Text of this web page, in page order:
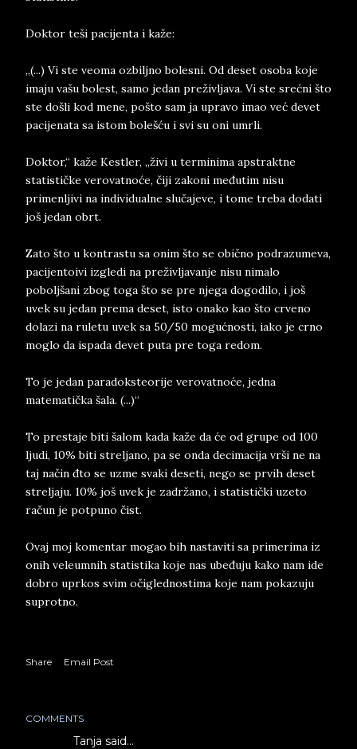
Doktor teši pacijenta i kaže:
„(...) Vi ste veoma ozbiljno bolesni. Od deset osoba koje
imaju vašu bolest, samo jedan preživljava. Vi ste srećni što
ste došli kod mene, pošto sam ja upravo imao već devet
pacijenata sa istom bolešću i svi su oni umrli.
Doktor,“ kaže Kestler, „živi u terminima apstraktne
statističke verovatnoće, čiji zakoni međutim nisu
primenljivi na individualne slučajeve, i tome treba dodati
još jedan obrt.
Zato što u kontrastu sa onim što se obično podrazumeva,
pacijentoivi izgledi na preživljavanje nisu nimalo
poboljšani zbog toga što se pre njega dogodilo, i još
uvek su jedan prema deset, isto onako kao što crveno
dolazi na ruletu uvek sa 50/50 mogućnosti, iako je crno
moglo da ispada devet puta pre toga redom.
To je jedan paradoksteorije verovatnoće, jedna
matematička šala. (...)“
To prestaje biti šalom kada kaže da će od grupe od 100
ljudi, 10% biti streljano, pa se onda decimacija vrši ne na
taj način đto se uzme svaki deseti, nego se prvih deset
streljaju. 10% još uvek je zadržano, i statistički uzeto
račun je potpuno čist.
Ovaj moj komentar mogao bih nastaviti sa primerima iz
onih veleumnih statistika koje nas ubeđuju kako nam ide
dobro uprkos svim očiglednostima koje nam pokazuju
suprotno.
Share Email Post
COMMENTS
Tanja said…